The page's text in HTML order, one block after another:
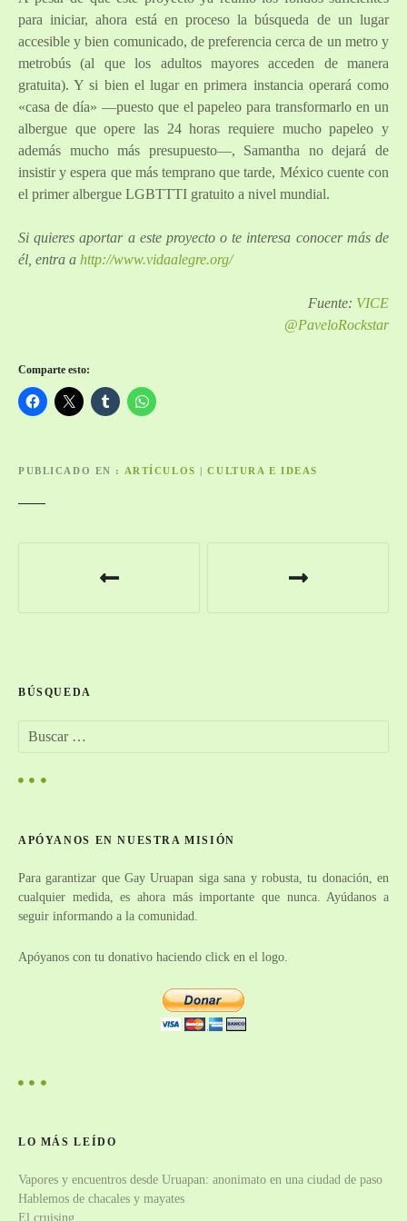
para iniciar, ahora está en proceso la búsqueda de un lugar
accesible y bien comunicado, de preferencia cerca de un metro y
metrobús (al que los adultos mayores acceden de manera
gratuita). Y si bien el lugar en primera instancia operará como
«casa de día» —puesto que el papeleo para transformarlo en un
albergue que opere las 24 horas requiere mucho papeleo y
además mucho más presupuesto—, Samantha no dejará de
insistir y espera que más temprano que tarde, México cuente con
el primer albergue LGBTTTI gratuito a nivel mundial.
Si quieres aportar a este proyecto o te interesa conocer más de
él, entra a http://www.vidaalegre.org/
Fuente: VICE
@PaveloRockstar
Comparte esto:
PUBLICADO EN ARTÍCULOS |CULTURA E IDEAS
g
a
c
ó
n
d
e
t
a
d
BÚSQUEDA
c
:APÓYANOS EN NUESTRA MISIÓN
Para garantizar que Gay Uruapan siga sana y robusta, tu donación, en
cualquier medida, es ahora más importante que nunca. Ayúdanos a
seguir informando a la comunidad.
Apóyanos con tu donativo haciendo click en el logo.
LO MÁS LEÍDO
Vapores y encuentros desde Uruapan: anonimato en una ciudad de paso
Hablemos de chacales y mayates
El cruising